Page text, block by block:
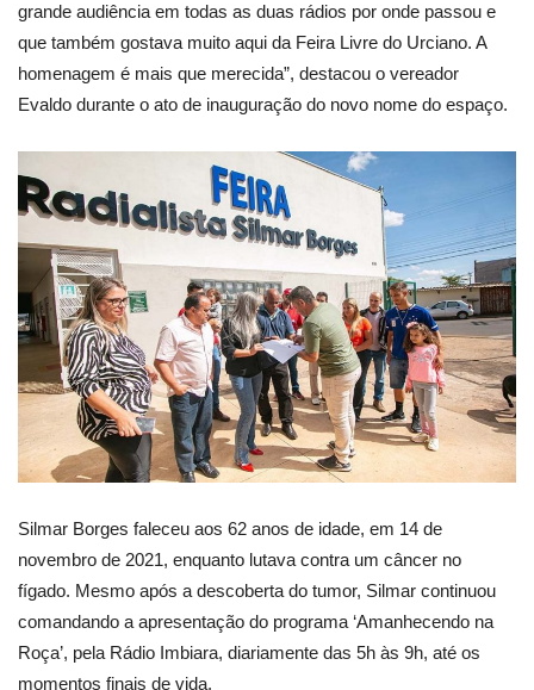
grande audiência em todas as duas rádios por onde passou e
que também gostava muito aqui da Feira Livre do Urciano. A
homenagem é mais que merecida”, destacou o vereador
Evaldo durante o ato de inauguração do novo nome do espaço.
Silmar Borges faleceu aos 62 anos de idade, em 14 de
novembro de 2021, enquanto lutava contra um câncer no
fígado. Mesmo após a descoberta do tumor, Silmar continuou
comandando a apresentação do programa ‘Amanhecendo na
Roça’, pela Rádio Imbiara, diariamente das 5h às 9h, até os
momentos finais de vida.